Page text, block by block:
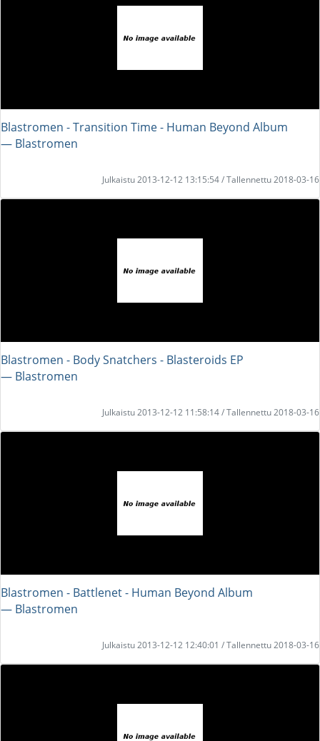
Blastromen - Transition Time - Human Beyond Album
― Blastromen
Julkaistu 2013-12-12 13:15:54 / Tallennettu 2018-03-16
Blastromen - Body Snatchers - Blasteroids EP
― Blastromen
Julkaistu 2013-12-12 11:58:14 / Tallennettu 2018-03-16
Blastromen - Battlenet - Human Beyond Album
― Blastromen
Julkaistu 2013-12-12 12:40:01 / Tallennettu 2018-03-16